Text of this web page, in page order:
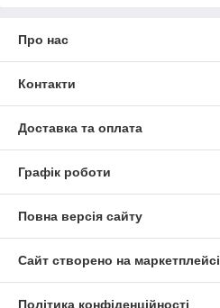
Про нас
Контакти
Доставка та оплата
Графік роботи
Повна версія сайту
Сайт створено на маркетплейсі
Політика конфіденційності